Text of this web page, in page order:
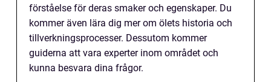
förståelse för deras smaker och egenskaper. Du
kommer även lära dig mer om ölets historia och
tillverkningsprocesser. Dessutom kommer
guiderna att vara experter inom området och
kunna besvara dina frågor.